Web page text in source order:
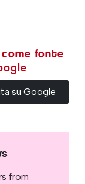
fonte
su Google
from